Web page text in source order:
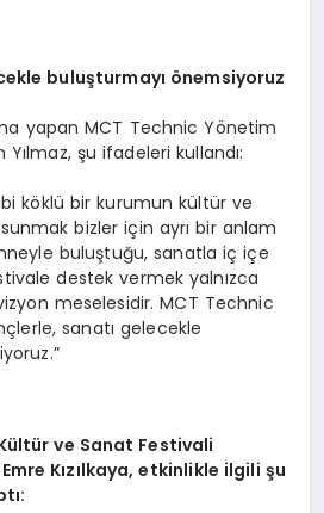
buluşturmayı önemsiyoruz
yapan MCT Technic Yönetim
Yılmaz, şu ifadeleri kullandı:
köklü bir kurumun kültür ve
bizler için ayrı bir anlam
buluştuğu, sanatla iç içe
destek vermek yalnızca
meselesidir. MCT Technic
sanatı gelecekle
ve Sanat Festivali
Kızılkaya, etkinlikle ilgili şu